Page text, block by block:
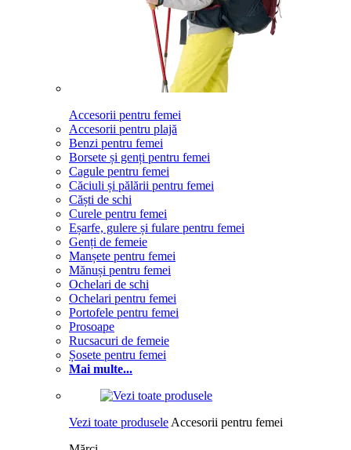
Accesorii pentru femei
Accesorii pentru plajă
Benzi pentru femei
Borsete și genți pentru femei
Cagule pentru femei
Căciuli și pălării pentru femei
Căști de schi
Curele pentru femei
Eșarfe, gulere și fulare pentru femei
Genți de femeie
Manșete pentru femei
Mănuși pentru femei
Ochelari de schi
Ochelari pentru femei
Portofele pentru femei
Prosoape
Rucsacuri de femeie
Șosete pentru femei
Mai multe...
Vezi toate produsele Accesorii pentru femei